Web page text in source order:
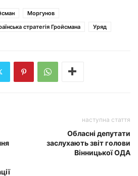
Моргунов
стратегія Гройсмана Уряд
наступна стаття
Обласні депутати
заслухають звіт голови
Вінницької ОДА